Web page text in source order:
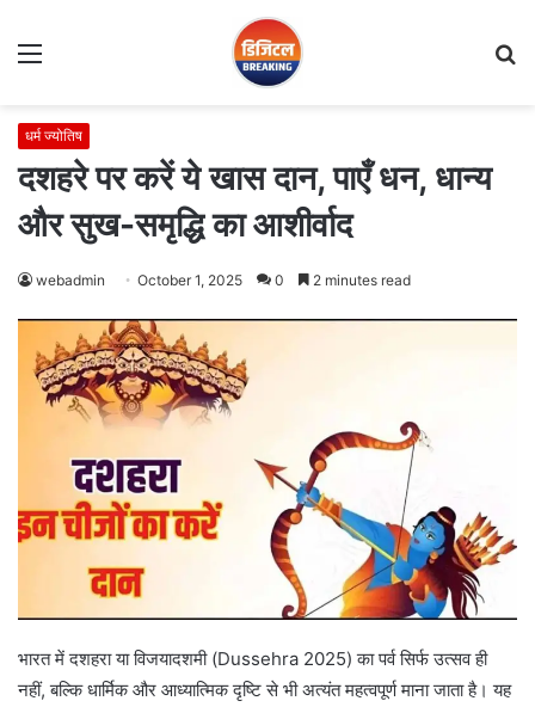
Menu
धर्म ज्योतिष
दशहरे पर करें ये खास दान, पाएँ धन, धान्य
और सुख-समृद्धि का आशीर्वाद
webadmin October 1, 2025 0 2 minutes read
भारत में दशहरा या विजयादशमी (Dussehra 2025) का पर्व सिर्फ उत्सव ही
नहीं, बल्कि धार्मिक और आध्यात्मिक दृष्टि से भी अत्यंत महत्वपूर्ण माना जाता है। यह